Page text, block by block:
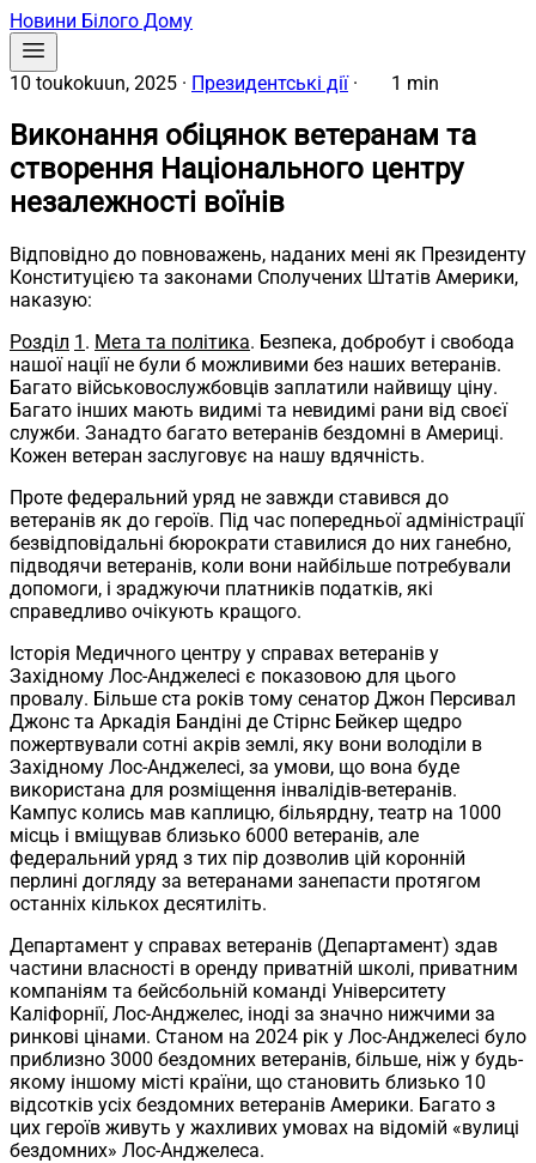
Новини Білого Дому
10 toukokuun, 2025 · Президентські дії · 1 min
Виконання обіцянок ветеранам та
створення Національного центру
незалежності воїнів
Відповідно до повноважень, наданих мені як Президенту
Конституцією та законами Сполучених Штатів Америки,
наказую:
Розділ 1 . Мета та політика. Безпека, добробут і свобода
нашої нації не були б можливими без наших ветеранів.
Багато військовослужбовців заплатили найвищу ціну.
Багато інших мають видимі та невидимі рани від своєї
служби. Занадто багато ветеранів бездомні в Америці.
Кожен ветеран заслуговує на нашу вдячність.
Проте федеральний уряд не завжди ставився до
ветеранів як до героїв. Під час попередньої адміністрації
безвідповідальні бюрократи ставилися до них ганебно,
підводячи ветеранів, коли вони найбільше потребували
допомоги, і зраджуючи платників податків, які
справедливо очікують кращого.
Історія Медичного центру у справах ветеранів у
Західному Лос-Анджелесі є показовою для цього
провалу. Більше ста років тому сенатор Джон Персивал
Джонс та Аркадія Бандіні де Стірнс Бейкер щедро
пожертвували сотні акрів землі, яку вони володіли в
Західному Лос-Анджелесі, за умови, що вона буде
використана для розміщення інвалідів-ветеранів.
Кампус колись мав каплицю, більярдну, театр на 1000
місць і вміщував близько 6000 ветеранів, але
федеральний уряд з тих пір дозволив цій коронній
перлині догляду за ветеранами занепасти протягом
останніх кількох десятиліть.
Департамент у справах ветеранів (Департамент) здав
частини власності в оренду приватній школі, приватним
компаніям та бейсбольній команді Університету
Каліфорнії, Лос-Анджелес, іноді за значно нижчими за
ринкові цінами. Станом на 2024 рік у Лос-Анджелесі було
приблизно 3000 бездомних ветеранів, більше, ніж у будь-
якому іншому місті країни, що становить близько 10
відсотків усіх бездомних ветеранів Америки. Багато з
цих героїв живуть у жахливих умовах на відомій «вулиці
бездомних» Лос-Анджелеса.